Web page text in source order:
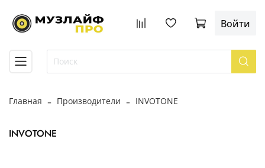
Войти
Главная Производители INVOTONE
INVOTONE